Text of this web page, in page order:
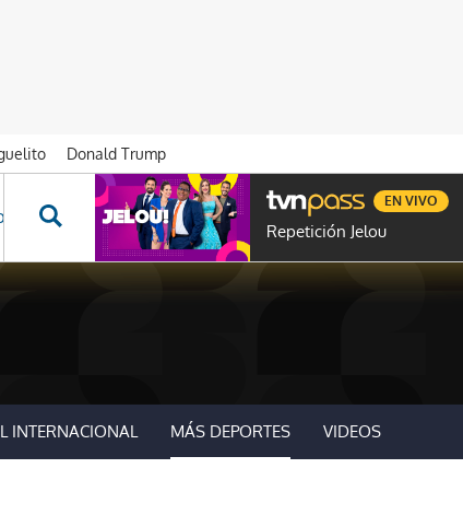
Donald Trump
ESPECIALES NOVELAS PROGRAMAS GENTE TVN
Repetición Jelou
EN VIVO
INTERNACIONAL MÁS DEPORTES VIDEOS